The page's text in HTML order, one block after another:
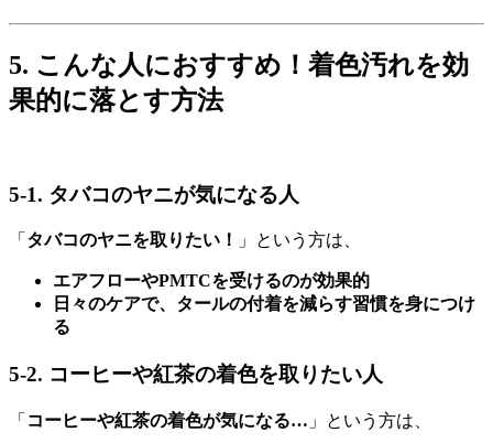
5. こんな人におすすめ！着色汚れを効
果的に落とす方法
5-1. タバコのヤニが気になる人
「 タバコのヤニを取りたい！ 」という方は、
エアフローやPMTCを受けるのが効果的
日々のケアで、タールの付着を減らす習慣を身につけ
る
5-2. コーヒーや紅茶の着色を取りたい人
「 コーヒーや紅茶の着色が気になる… 」という方は、